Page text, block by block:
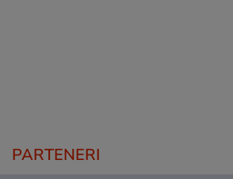
PARTENERI